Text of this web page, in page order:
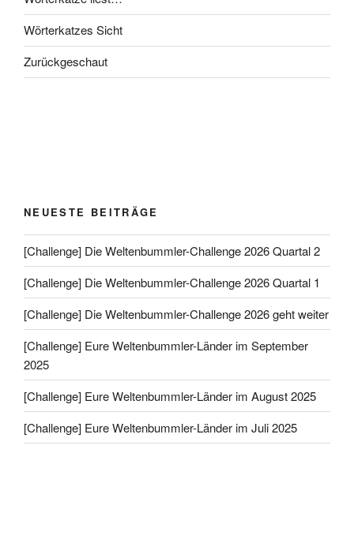
Wörterkatzes Sicht
Zurückgeschaut
NEUESTE BEITRÄGE
[Challenge] Die Weltenbummler-Challenge 2026 Quartal 2
[Challenge] Die Weltenbummler-Challenge 2026 Quartal 1
[Challenge] Die Weltenbummler-Challenge 2026 geht weiter
[Challenge] Eure Weltenbummler-Länder im September
2025
[Challenge] Eure Weltenbummler-Länder im August 2025
[Challenge] Eure Weltenbummler-Länder im Juli 2025